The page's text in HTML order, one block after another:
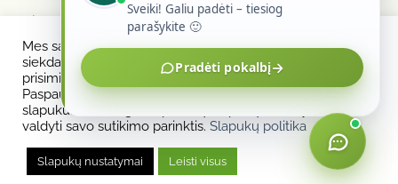
Kontaktai
+370 655 00034
Privatumo politika|Slapukų politika
Mes savo interneto svetainėje naudojame slapukus,
siekdami suteikti jums tinkamiausią aptarnavimą,
prisimindami jūsų pasirinktis ir pakartotinius apsilankymus.
Paspaudę „Sutinku“, jūs sutinkate leisti naudoti VISUS
slapukus. Tačiau galite pereiti į Slapukų nustatymus ir
valdyti savo sutikimo parinktis. Slapukų politika
Slapukų nustatymai Leisti visus
Sveiki! Galiu padėti – tiesiog
parašykite 🙂
Pradėti pokalbį→